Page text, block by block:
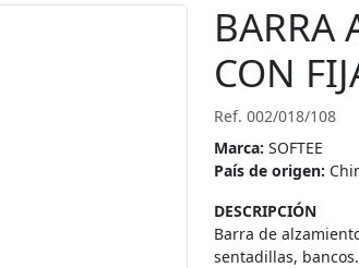
BARRA
CON
Ref. 002/018/108
Marca: SOFTEE
País de origen:
DESCRIPCIÓN
Barra de
sentadillas,